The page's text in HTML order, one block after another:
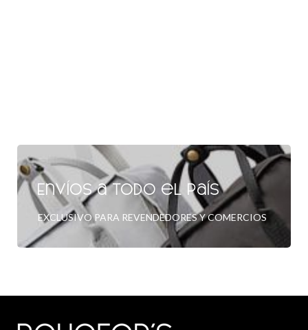
Envíos a todo el país
EXCLUSIVO PARA REVENDEDORES Y COMERCIOS